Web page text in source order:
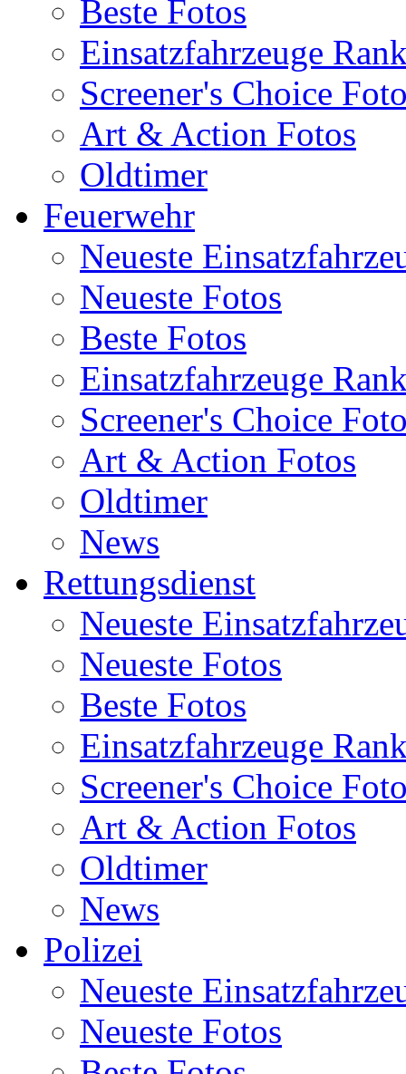
Beste Fotos
Einsatzfahrzeuge
Screener's Choice
Art & Action Fotos
Oldtimer
Feuerwehr
Neueste
Neueste Fotos
Beste Fotos
Einsatzfahrzeuge
Screener's Choice
Art & Action Fotos
Oldtimer
News
Rettungsdienst
Neueste
Neueste Fotos
Beste Fotos
Einsatzfahrzeuge
Screener's Choice
Art & Action Fotos
Oldtimer
News
Polizei
Neueste
Neueste Fotos